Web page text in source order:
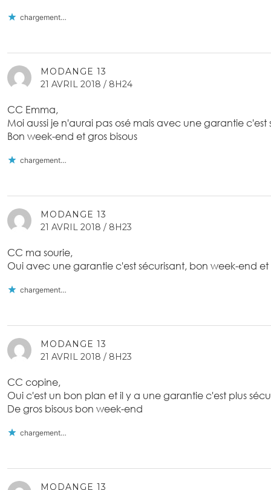
chargement…
MODANGE 13
21 AVRIL 2018 / 8H24
CC Emma,
Moi aussi je n'aurai pas osé mais avec une garantie c'est
Bon week-end et gros bisous
chargement…
MODANGE 13
21 AVRIL 2018 / 8H23
CC ma sourie,
Oui avec une garantie c'est sécurisant, bon week-end et
chargement…
MODANGE 13
21 AVRIL 2018 / 8H23
CC copine,
Oui c'est un bon plan et il y a une garantie c'est plus
De gros bisous bon week-end
chargement…
MODANGE 13